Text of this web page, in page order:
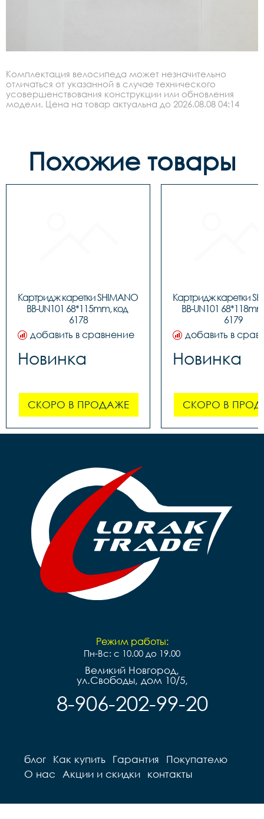
Комплектация велосипеда может незначительно
отличаться от указанной в случае технического
усовершенствования конструкции или обновления
модели. Цена на товар актуальна до 2026.08.08 04:14
Похожие товары
Картридж каретки SHIMANO
BB-UN101 68*115mm, код
6178
добавить в сравнение
Новинка
СКОРО В ПРОДАЖЕ
Картридж каретки
BB-UN101
6179
добавить в
Новинка
СКОРО В
Режим работы:
Пн-Вс: с 10.00 до 19.00
Великий Новгород,
ул.Свободы, дом 10/5,
8-906-202-99-20
блог Как купить Гарантия
Покупателю
О нас
Акции и скидки контакты